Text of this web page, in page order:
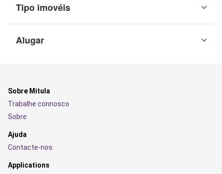
Tipo imovéis
Alugar
Sobre Mitula
Trabalhe connosco
Sobre
Ajuda
Contacte-nos
Applications